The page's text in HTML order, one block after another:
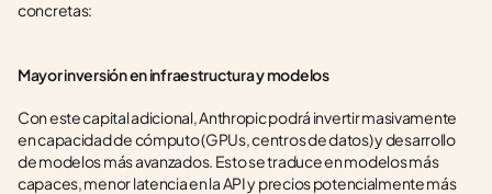
concretas:
Mayor inversión en infraestructura y modelos
Con este capital adicional, Anthropic podrá invertir masivamente
en capacidad de cómputo (GPUs, centros de datos) y desarrollo
de modelos más avanzados. Esto se traduce en modelos más
capaces, menor latencia en la API y precios potencialmente más